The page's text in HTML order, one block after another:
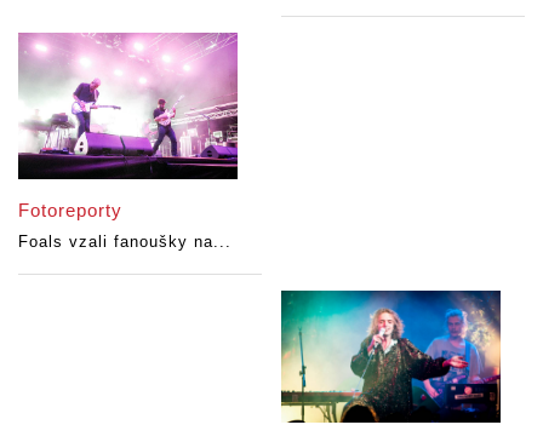
Fotoreporty
Foals vzali fanoušky na...